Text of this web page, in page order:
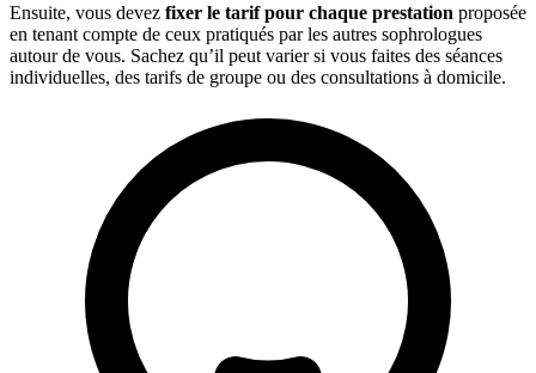
Ensuite, vous devez fixer le tarif pour chaque prestation proposée
en tenant compte de ceux pratiqués par les autres sophrologues
autour de vous. Sachez qu’il peut varier si vous faites des séances
individuelles, des tarifs de groupe ou des consultations à domicile.